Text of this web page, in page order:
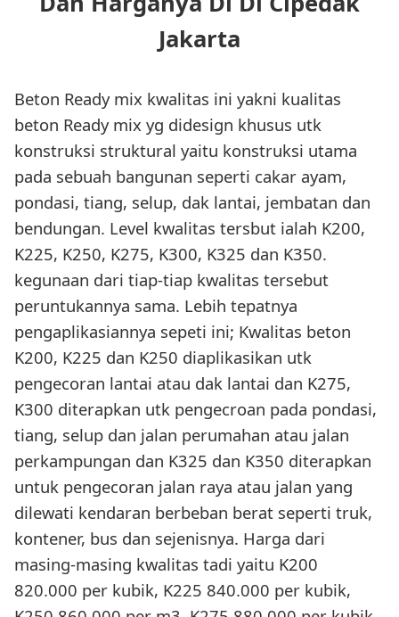
Jakarta
Beton Ready mix kwalitas ini yakni kualitas
beton Ready mix yg didesign khusus utk
konstruksi struktural yaitu konstruksi utama
pada sebuah bangunan seperti cakar ayam,
pondasi, tiang, selup, dak lantai, jembatan dan
bendungan. Level kwalitas tersbut ialah K200,
K225, K250, K275, K300, K325 dan K350.
kegunaan dari tiap-tiap kwalitas tersebut
peruntukannya sama. Lebih tepatnya
pengaplikasiannya sepeti ini; Kwalitas beton
K200, K225 dan K250 diaplikasikan utk
pengecoran lantai atau dak lantai dan K275,
K300 diterapkan utk pengecroan pada pondasi,
tiang, selup dan jalan perumahan atau jalan
perkampungan dan K325 dan K350 diterapkan
untuk pengecoran jalan raya atau jalan yang
dilewati kendaran berbeban berat seperti truk,
kontener, bus dan sejenisnya. Harga dari
masing-masing kwalitas tadi yaitu K200
820.000 per kubik, K225 840.000 per kubik,